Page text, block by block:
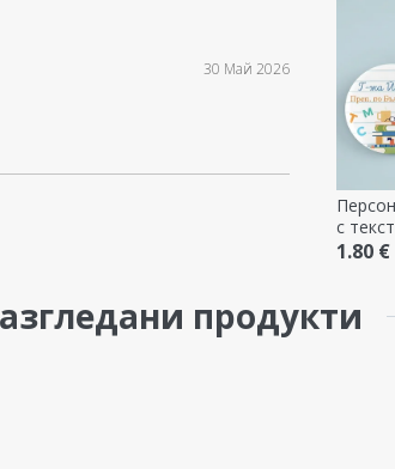
с
учител
1.80 €
30 Май 2026
продукти